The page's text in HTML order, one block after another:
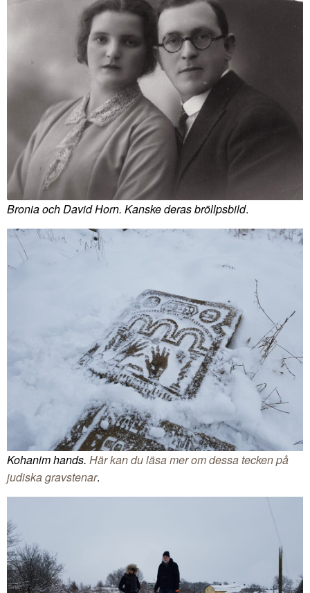
Bronia och David Horn. Kanske deras bröllpsbild.
Kohanim hands. Här kan du läsa mer om dessa tecken på
judiska gravstenar.